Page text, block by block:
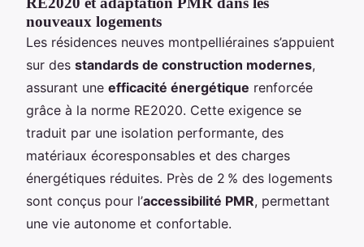
nouveaux logements
Les résidences neuves montpelliéraines s’appuient
sur des standards de construction modernes,
assurant une efficacité énergétique renforcée
grâce à la norme RE2020. Cette exigence se
traduit par une isolation performante, des
matériaux écoresponsables et des charges
énergétiques réduites. Près de 2 % des logements
sont conçus pour l’accessibilité PMR, permettant
une vie autonome et confortable.